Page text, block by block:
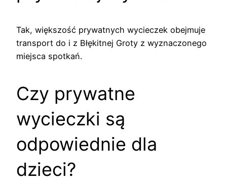
Tak, większość prywatnych wycieczek obejmuje
transport do i z Błękitnej Groty z wyznaczonego
miejsca spotkań.
Czy prywatne
wycieczki są
odpowiednie dla
dzieci?